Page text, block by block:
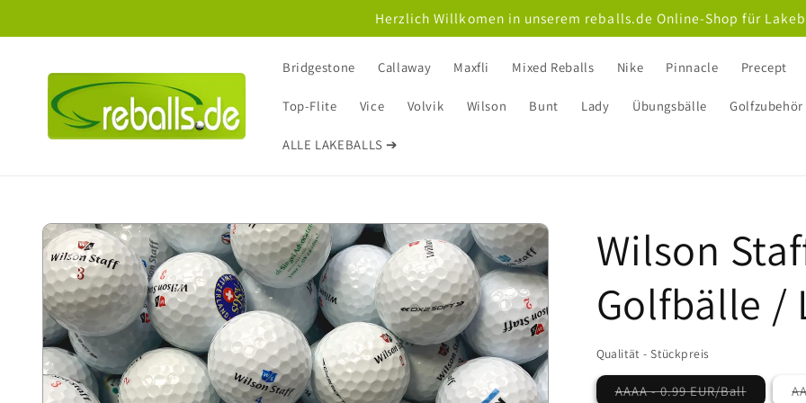
Inhalt
Herzlich Willkomen in unserem reballs.de Online-Shop für
Bridgestone Callaway Maxfli Mixed Reballs Nike Pinnacle Precept
Top-Flite Vice Volvik Wilson Bunt Lady Übungsbälle Golfzubehör
ALLE LAKEBALLS ➔
Zu
Produktinformationen
springen
Wilson
Golfbälle /
Qualität - Stückpreis
AAAA - 0.99 EUR/Ball